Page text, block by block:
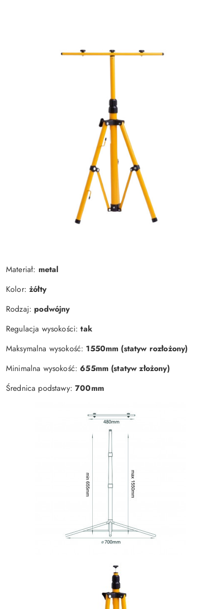
Materiał: metal
Kolor:żółty
Rodzaj: podwójny
Regulacja wysokości:tak
Maksymalna wysokość: 1550mm (statyw rozłożony)
Minimalna wysokość:655mm (statyw złożony)
Średnica podstawy:700mm